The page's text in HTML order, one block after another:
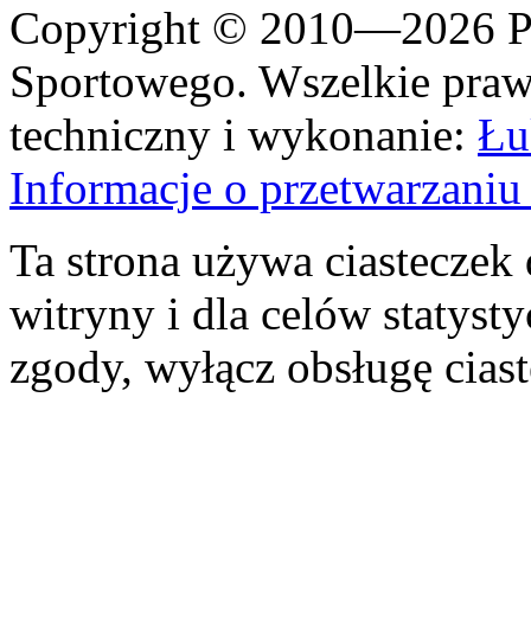
Copyright © 2010—2026
Sportowego. Wszelkie
techniczny i wykonanie:
Informacje o
Ta strona używa
witryny i dla celów
zgody, wyłącz obsługę